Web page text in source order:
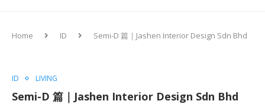
Home ID Semi-D 篇｜Jashen Interior Design Sdn Bhd
ID LIVING
Semi-D 篇｜Jashen Interior Design Sdn Bhd